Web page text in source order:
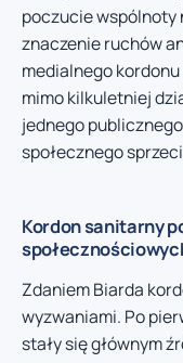
poczucie wspólnoty
znaczenie ruchów
medialnego
mimo kilkuletniej
jednego
społecznego
Kordon sanitarny
Zdaniem Biarda
wyzwaniami. Po
stały się głównym